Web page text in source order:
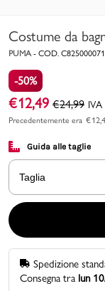
Marchi
Accedi |
Carrello
Promo &
negozi
contatti
Costume da
PUMA - COD. C825000071
-50%
€12,49 €24,99 IVA
Precedentemente era €
Guida alle taglie
Taglia
Spedizione
Consegna tra lun